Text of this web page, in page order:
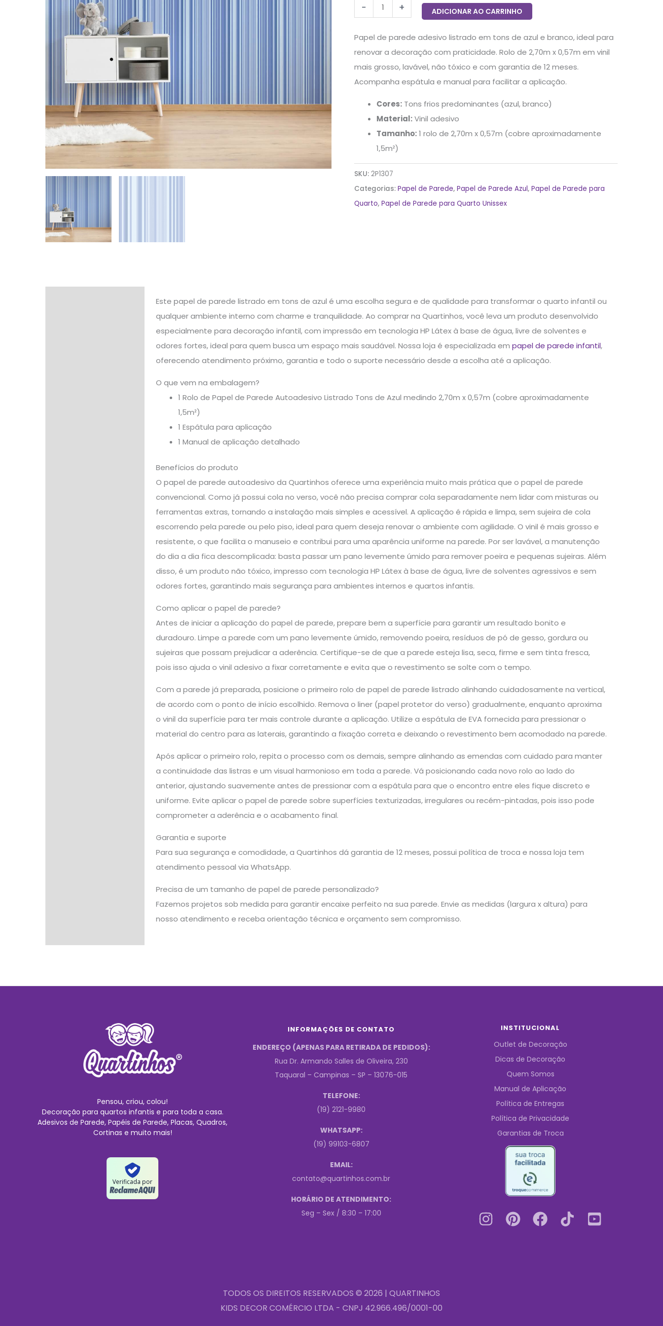
-
quantidade
+ ADICIONAR AO CARRINHO
Papel de parede adesivo listrado em tons de azul e branco, ideal para
renovar a decoração com praticidade. Rolo de 2,70m x 0,57m em vinil
mais grosso, lavável, não tóxico e com garantia de 12 meses.
Acompanha espátula e manual para facilitar a aplicação.
Cores: Tons frios predominantes (azul, branco)
Material:Vinil adesivo
Tamanho:1 rolo de 2,70m x 0,57m (cobre aproximadamente
1,5m²)
SKU:2P1307
Categorias:Papel de Parede,Papel de Parede Azul,Papel de Parede para
Quarto,Papel de Parede para Quarto Unissex
Este papel de parede listrado em tons de azul é uma escolha segura e de qualidade para transformar o quarto infantil ou
qualquer ambiente interno com charme e tranquilidade. Ao comprar na Quartinhos, você leva um produto desenvolvido
especialmente para decoração infantil, com impressão em tecnologia HP Látex à base de água, livre de solventes e
odores fortes, ideal para quem busca um espaço mais saudável. Nossa loja é especializada em papel de parede infantil,
oferecendo atendimento próximo, garantia e todo o suporte necessário desde a escolha até a aplicação.
O que vem na embalagem?
1 Rolo de Papel de Parede Autoadesivo Listrado Tons de Azul medindo 2,70m x 0,57m (cobre aproximadamente
1,5m²)
1 Espátula para aplicação
1 Manual de aplicação detalhado
Benefícios do produto
O papel de parede autoadesivo da Quartinhos oferece uma experiência muito mais prática que o papel de parede
convencional. Como já possui cola no verso, você não precisa comprar cola separadamente nem lidar com misturas ou
ferramentas extras, tornando a instalação mais simples e acessível. A aplicação é rápida e limpa, sem sujeira de cola
escorrendo pela parede ou pelo piso, ideal para quem deseja renovar o ambiente com agilidade. O vinil é mais grosso e
resistente, o que facilita o manuseio e contribui para uma aparência uniforme na parede. Por ser lavável, a manutenção
do dia a dia fica descomplicada: basta passar um pano levemente úmido para remover poeira e pequenas sujeiras. Além
disso, é um produto não tóxico, impresso com tecnologia HP Látex à base de água, livre de solventes agressivos e sem
odores fortes, garantindo mais segurança para ambientes internos e quartos infantis.
Como aplicar o papel de parede?
Antes de iniciar a aplicação do papel de parede, prepare bem a superfície para garantir um resultado bonito e
duradouro. Limpe a parede com um pano levemente úmido, removendo poeira, resíduos de pó de gesso, gordura ou
sujeiras que possam prejudicar a aderência. Certifique-se de que a parede esteja lisa, seca, firme e sem tinta fresca,
pois isso ajuda o vinil adesivo a fixar corretamente e evita que o revestimento se solte com o tempo.
Com a parede já preparada, posicione o primeiro rolo de papel de parede listrado alinhando cuidadosamente na vertical,
de acordo com o ponto de início escolhido. Remova o liner (papel protetor do verso) gradualmente, enquanto aproxima
o vinil da superfície para ter mais controle durante a aplicação. Utilize a espátula de EVA fornecida para pressionar o
material do centro para as laterais, garantindo a fixação correta e deixando o revestimento bem acomodado na parede.
Após aplicar o primeiro rolo, repita o processo com os demais, sempre alinhando as emendas com cuidado para manter
a continuidade das listras e um visual harmonioso em toda a parede. Vá posicionando cada novo rolo ao lado do
anterior, ajustando suavemente antes de pressionar com a espátula para que o encontro entre eles fique discreto e
uniforme. Evite aplicar o papel de parede sobre superfícies texturizadas, irregulares ou recém-pintadas, pois isso pode
comprometer a aderência e o acabamento final.
Garantia e suporte
Para sua segurança e comodidade, a Quartinhos dá garantia de 12 meses, possui política de troca e nossa loja tem
atendimento pessoal via WhatsApp.
Precisa de um tamanho de papel de parede personalizado?
Fazemos projetos sob medida para garantir encaixe perfeito na sua parede. Envie as medidas (largura x altura) para
nosso atendimento e receba orientação técnica e orçamento sem compromisso.
Pensou, criou, colou!
Decoração para quartos infantis e para toda a casa.
Adesivos de Parede, Papéis de Parede, Placas, Quadros,
Cortinas e muito mais!
Verificada por
INFORMAÇÕES DE CONTATO
ENDEREÇO (APENAS PARA RETIRADA DE PEDIDOS):
Rua Dr. Armando Salles de Oliveira, 230
Taquaral – Campinas – SP – 13076-015
TELEFONE:
(19) 2121-9980
WHATSAPP:
(19) 99103-6807
EMAIL:
contato@quartinhos.com.br
HORÁRIO DE ATENDIMENTO:
Seg – Sex / 8:30 – 17:00
INSTITUCIONAL
Outlet de Decoração
Dicas de Decoração
Quem Somos
Manual de Aplicação
Política de Entregas
Política de Privacidade
Garantias de Troca
TODOS OS DIREITOS RESERVADOS © 2026 | QUARTINHOS
KIDS DECOR COMÉRCIO LTDA - CNPJ 42.966.496/0001-00